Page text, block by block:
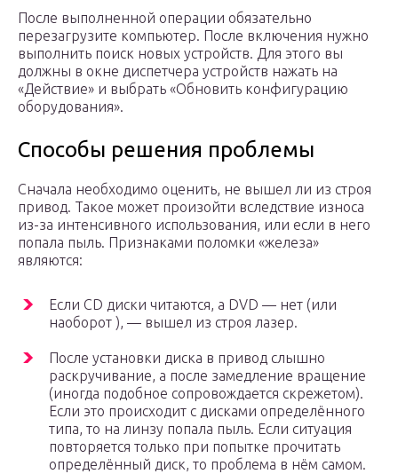
После выполненной операции обязательно
перезагрузите компьютер. После включения нужно
выполнить поиск новых устройств. Для этого вы
должны в окне диспетчера устройств нажать на
«Действие» и выбрать «Обновить конфигурацию
оборудования».
Способы решения проблемы
Сначала необходимо оценить, не вышел ли из строя
привод. Такое может произойти вследствие износа
из-за интенсивного использования, или если в него
попала пыль. Признаками поломки «железа»
являются:
Если CD диски читаются, а DVD — нет (или
наоборот ), — вышел из строя лазер.
После установки диска в привод слышно
раскручивание, а после замедление вращение
(иногда подобное сопровождается скрежетом).
Если это происходит с дисками определённого
типа, то на линзу попала пыль. Если ситуация
повторяется только при попытке прочитать
определённый диск, то проблема в нём самом.